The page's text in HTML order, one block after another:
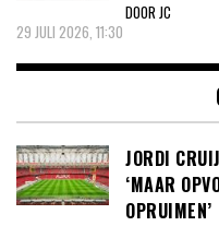
DOOR JC
29 JULI 2026, 11:30
JORDI
‘MAAR
OPRUIMEN’